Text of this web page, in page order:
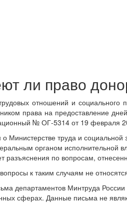
ли право
отношений и
права на предоставление
№ ОГ-5314 от 19 февраля
о Министерстве труда и
органом исполнительной
разъяснения по вопросам,
к таким случаям не
департаментов Минтруда
сферах. Данные письма не